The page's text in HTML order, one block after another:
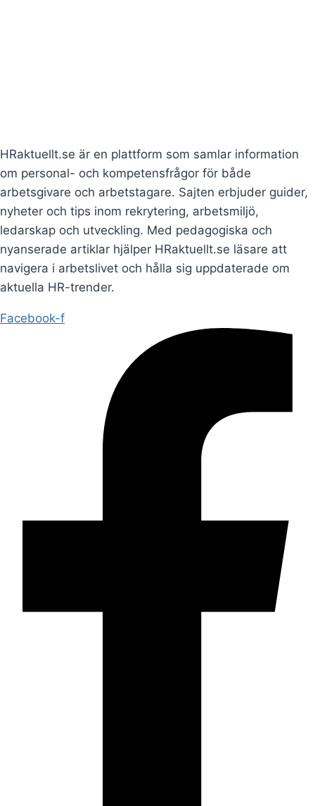
HRaktuellt.se är en plattform som samlar information
om personal- och kompetensfrågor för både
arbetsgivare och arbetstagare. Sajten erbjuder guider,
nyheter och tips inom rekrytering, arbetsmiljö,
ledarskap och utveckling. Med pedagogiska och
nyanserade artiklar hjälper HRaktuellt.se läsare att
navigera i arbetslivet och hålla sig uppdaterade om
aktuella HR-trender.
Facebook-f